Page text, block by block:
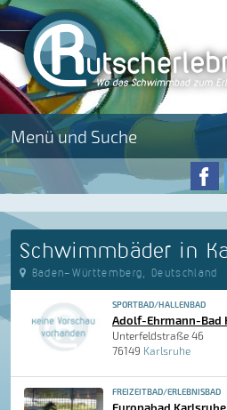
Menü und Suche
Schwimmbäder in
Baden-Württemberg, Deutschland
SPORTBAD/HALLENBAD
Adolf-Ehrmann-Bad
Unterfeldstraße 46
76149 Karlsruhe
FREIZEITBAD/ERLEBNISBAD